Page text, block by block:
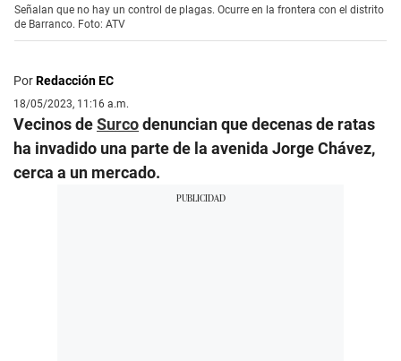
Señalan que no hay un control de plagas. Ocurre en la frontera con el distrito
de Barranco. Foto: ATV
PorRedacción EC
18/05/2023, 11:16 a.m.
Vecinos deSurcodenuncian que decenas de ratas
ha invadido una parte de la avenida Jorge Chávez,
cerca a un mercado.